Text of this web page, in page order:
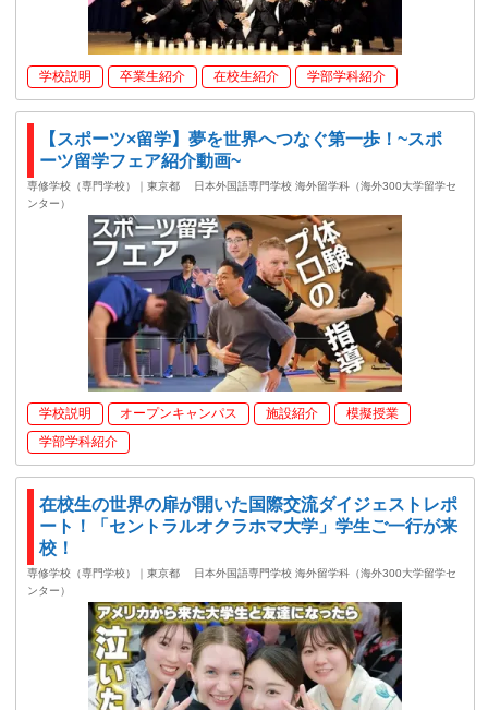
学校説明 卒業生紹介 在校生紹介 学部学科紹介
【スポーツ×留学】夢を世界へつなぐ第一歩！~スポ
ーツ留学フェア紹介動画~
専修学校（専門学校）｜東京都
日本外国語専門学校 海外留学科（海外300大学留学セ
ンター）
学校説明 オープンキャンパス 施設紹介
模擬授業
学部学科紹介
在校生の世界の扉が開いた国際交流ダイジェストレポ
ート！「セントラルオクラホマ大学」学生ご一行が来
校！
専修学校（専門学校）｜東京都
日本外国語専門学校 海外留学科（海外300大学留学セ
ンター）